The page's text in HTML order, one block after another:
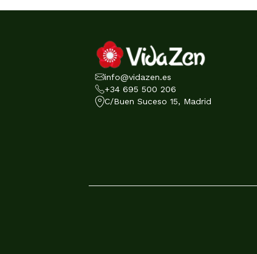
info@vidazen.es
+34 695 500 206
C/Buen Suceso 15, Madrid